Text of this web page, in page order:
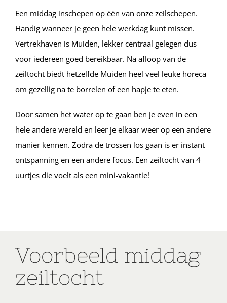
Een middag inschepen op één van onze zeilschepen.
Handig wanneer je geen hele werkdag kunt missen.
Vertrekhaven is Muiden, lekker centraal gelegen dus
voor iedereen goed bereikbaar. Na afloop van de
zeiltocht biedt hetzelfde Muiden heel veel leuke horeca
om gezellig na te borrelen of een hapje te eten.
Door samen het water op te gaan ben je even in een
hele andere wereld en leer je elkaar weer op een andere
manier kennen. Zodra de trossen los gaan is er instant
ontspanning en een andere focus. Een zeiltocht van 4
uurtjes die voelt als een mini-vakantie!
Voorbeeld middag
zeiltocht